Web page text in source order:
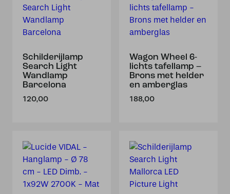
Schilderijlamp
Search Light
Wandlamp
Barcelona
120,00
Wagon Wheel 6-
lichts tafellamp –
Brons met helder
en amberglas
188,00